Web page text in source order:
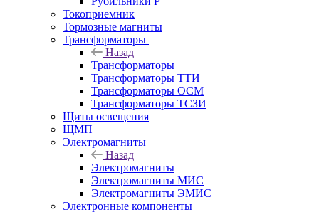
Токоприемник
Тормозные магниты
Трансформаторы
Назад
Трансформаторы
Трансформаторы ТТИ
Трансформаторы ОСМ
Трансформаторы ТСЗИ
Щиты освещения
ЩМП
Электромагниты
Назад
Электромагниты
Электромагниты МИС
Электромагниты ЭМИС
Электронные компоненты